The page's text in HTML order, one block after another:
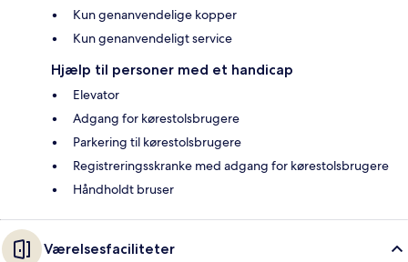
Kun genanvendelige kopper
Kun genanvendeligt service
Hjælp til personer med et handicap
Elevator
Adgang for kørestolsbrugere
Parkering til kørestolsbrugere
Registreringsskranke med adgang for kørestolsbrugere
Håndholdt bruser
Værelsesfaciliteter